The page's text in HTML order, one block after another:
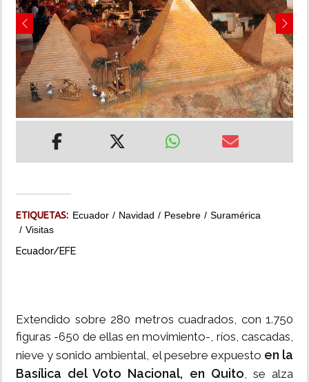
INSÓLITAS
MULTIMEDIA
IMPRESO
Previous Next
ETIQUETAS: Ecuador Navidad Pesebre
Suramérica
Visitas
Ecuador/EFE
Extendido sobre 280 metros cuadrados, con 1.750
figuras -650 de ellas en movimiento-, ríos, cascadas,
nieve y sonido ambiental, el pesebre expuesto en la
Basílica del Voto Nacional, en Quito, se alza